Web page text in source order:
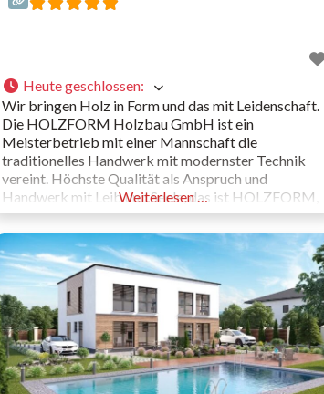
Heute geschlossen:
Wir bringen Holz in Form und das mit Leidenschaft.
Die HOLZFORM Holzbau GmbH ist ein
Meisterbetrieb mit einer Mannschaft die
traditionelles Handwerk mit modernster Technik
vereint. Höchste Qualität als Anspruch und
Handwerk mit Leib und Seele, das ist HOLZFORM,
das sind wir.
Weiterlesen …